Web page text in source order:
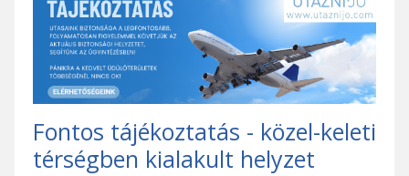
Fontos tájékoztatás - közel-keleti
térségben kialakult helyzet